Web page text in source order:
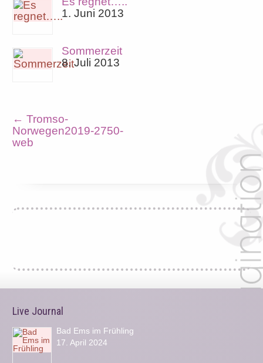
1. Juni 2013
Sommerzeit
8. Juli 2013
← Tromso-
Norwegen2019-2750-
web
Live Journal
Bad Ems im Frühling
17. April 2024